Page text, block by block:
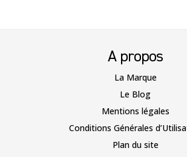
A propos
La Marque
Le Blog
Mentions légales
Conditions Générales
Plan du site